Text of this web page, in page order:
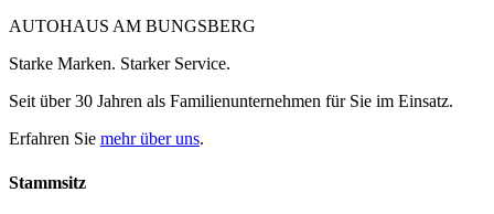
AUTOHAUS AM BUNGSBERG
Starke Marken. Starker Service.
Seit über 30 Jahren als Familienunternehmen für Sie im Einsatz.
Erfahren Sie mehr über uns.
Stammsitz